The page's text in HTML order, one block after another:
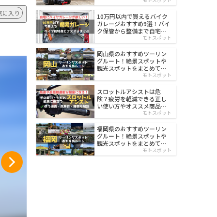
に入り
10万円以内で買えるバイク
ガレージおすすめ9選！バイ
ク保管から整備まで自宅で
モトスポット
岡山県のおすすめツーリン
グルート！絶景スポットや
観光スポットをまとめて紹
モトスポット
スロットルアシストは危
険？疲労を軽減できる正し
い使い方やオススメ商品を
モトスポット
福岡県のおすすめツーリン
グルート！絶景スポットや
観光スポットをまとめて紹
モトスポット